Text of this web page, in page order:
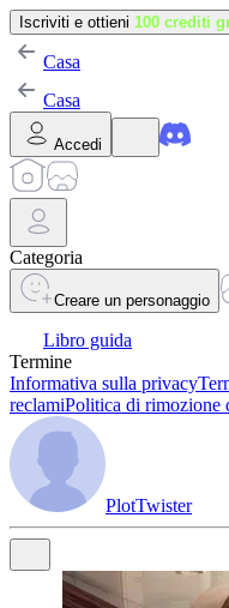
Iscriviti e ottieni 100 crediti
Casa
Casa
Accedi
Categoria
Creare un personaggio
Libro guida
Termine
Informativa sulla privacy
reclamiPolitica di rimozione
PlotTwister